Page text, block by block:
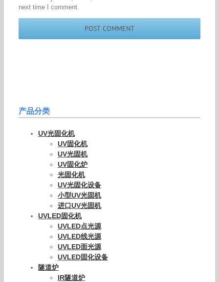
next time I comment.
产品分类
UV光固化机
UV固化机
UV光固机
UV固化炉
光固化机
UV光固化设备
小型UV光固机
进口UV光固机
UVLED固化机
UVLED点光源
UVLED线光源
UVLED面光源
UVLED固化设备
隧道炉
IR隧道炉